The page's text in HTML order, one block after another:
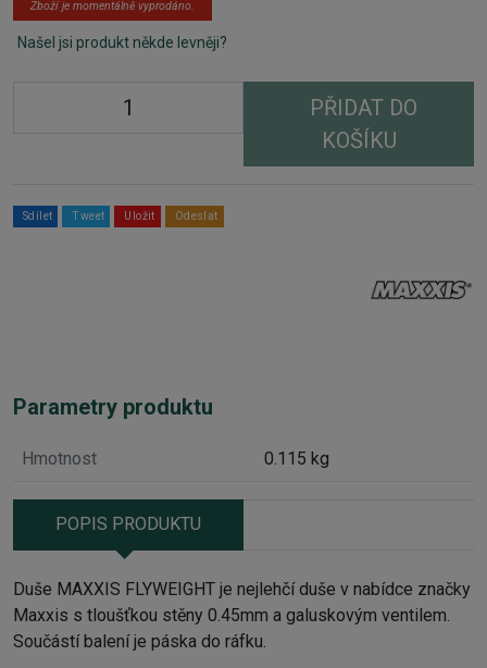
Zboží je momentálně vyprodáno.
Našel jsi produkt někde levněji?
PŘIDAT DO
KOŠÍKU
Sdílet Tweet Uložit Odeslat
Parametry produktu
Hmotnost 0.115 kg
POPIS PRODUKTU
Duše MAXXIS FLYWEIGHT je nejlehčí duše v nabídce značky
Maxxis s tloušťkou stěny 0.45mm a galuskovým ventilem.
Součástí balení je páska do ráfku.